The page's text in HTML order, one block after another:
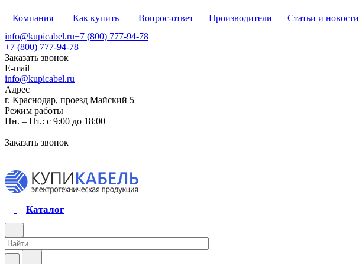
Компания Как купить Вопрос-ответ Производители Статьи и новости
info@kupicabel.ru+7 (800) 777-94-78
+7 (800) 777-94-78
Заказать звонок
E-mail
info@kupicabel.ru
Адрес
г. Краснодар, проезд Майский 5
Режим работы
Пн. – Пт.: с 9:00 до 18:00
Заказать звонок
Каталог